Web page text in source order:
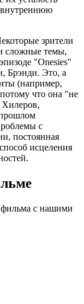
внутреннюю
зрители
сложные темы,
"Onesies"
Брэнди. Это, а
(например,
что она "не
Хилеров,
с
постоянная
исцеления
фильма с нашими